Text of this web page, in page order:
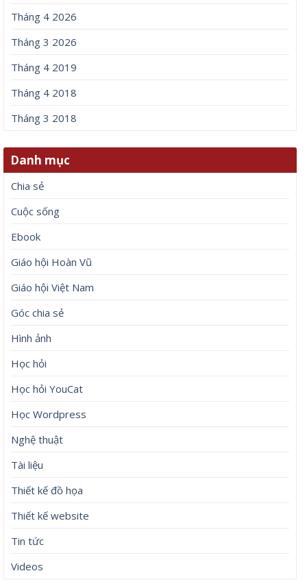
Tháng 4 2026
Tháng 3 2026
Tháng 4 2019
Tháng 4 2018
Tháng 3 2018
Danh mục
Chia sẻ
Cuộc sống
Ebook
Giáo hội Hoàn Vũ
Giáo hội Việt Nam
Góc chia sẻ
Hình ảnh
Học hỏi
Học hỏi YouCat
Học Wordpress
Nghệ thuật
Tài liệu
Thiết kế đồ họa
Thiết kế website
Tin tức
Videos